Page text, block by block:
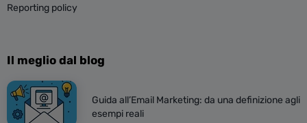
Reporting policy
Il meglio dal blog
Guida all’Email Marketing: da una definizione agli
esempi reali